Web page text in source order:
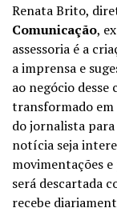
Renata Brito,
Comunicação,
assessoria é a
a imprensa e
ao negócio
transformado em
do jornalista para
notícia seja
movimentações
será descartada
recebe